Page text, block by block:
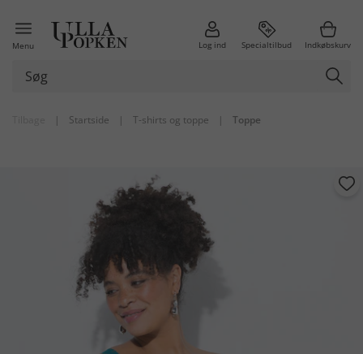
Menu Log ind Specialtilbud Indkøbskurv
| Startside | T-shirts og toppe | Toppe